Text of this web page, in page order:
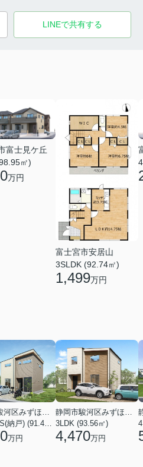
LINEで共有する
富士見ケ丘
㎡)
万円
富士宮市安居山
3SLDK (92.74㎡)
1,499万円
静岡市駿河区みずほ２丁目
3LDK＋S(納戸) (91.49㎡)
万円
静岡市駿河区みずほ２丁目
3LDK (93.56㎡)
4,470万円